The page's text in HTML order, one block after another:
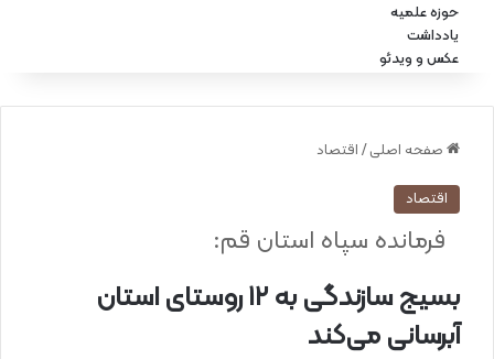
حوزه علمیه
یادداشت
عکس و ویدئو
صفحه اصلی / اقتصاد
اقتصاد
بسیج سازندگی به ۱۲ روستای استان
آبرسانی می‌کند
فرمانده سپاه استان قم: